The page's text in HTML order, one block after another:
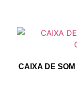
CAIXA DE